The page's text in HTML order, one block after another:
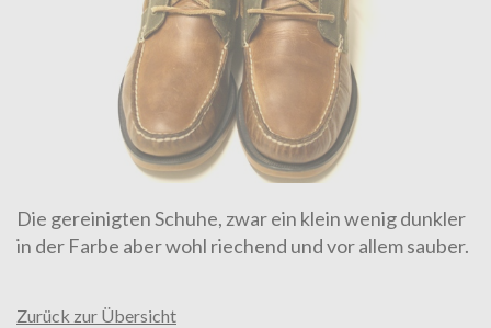
Die gereinigten Schuhe, zwar ein klein wenig dunkler
in der Farbe aber wohl riechend und vor allem sauber.
Zurück zur Übersicht